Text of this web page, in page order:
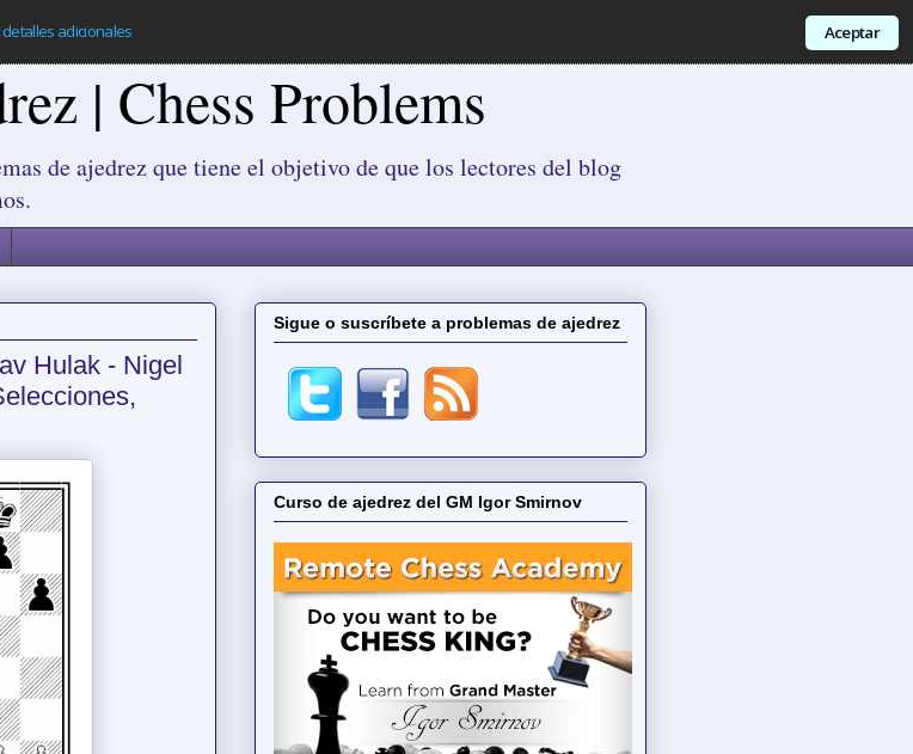
detalles adicionales Aceptar
| Chess Problems
de ajedrez que tiene el objetivo de que los lectores del blog
Hulak - Nigel
Sigue o suscríbete a problemas de ajedrez
Curso de ajedrez del GM Igor Smirnov